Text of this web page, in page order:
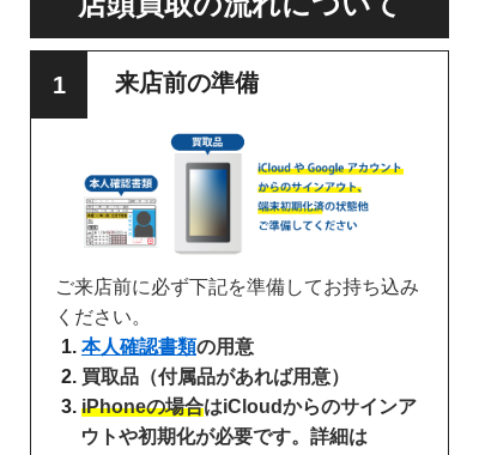
来店前の準備
ご来店前に必ず下記を準備してお持ち込み
ください。
本人確認書類の用意
買取品（付属品があれば用意）
iPhoneの場合はiCloudからのサインア
ウトや初期化が必要です。詳細は